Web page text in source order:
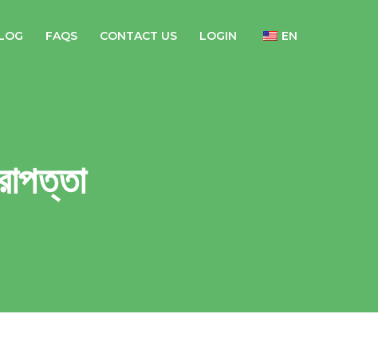
FAQS CONTACT US LOGIN EN